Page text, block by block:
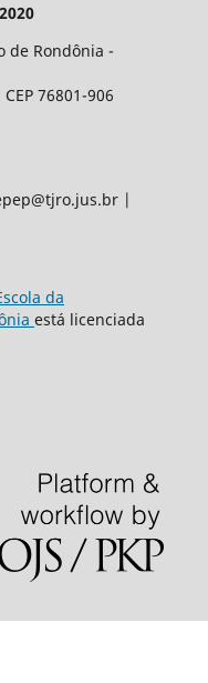
de Rondônia -
76801-906
|
da
está licenciada